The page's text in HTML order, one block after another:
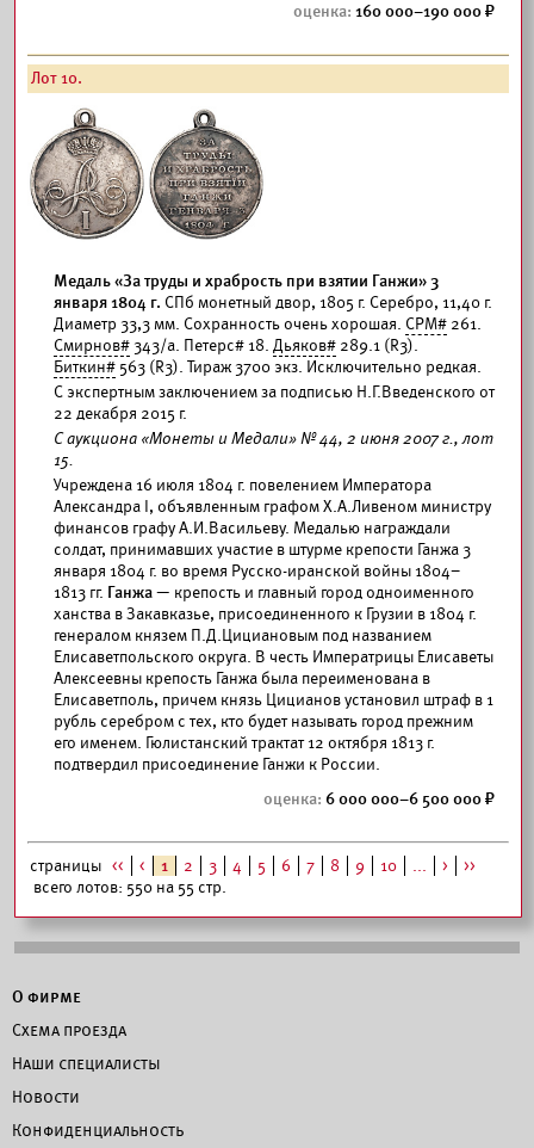
160 000–190 000
Лот 10.
Медаль «За труды и храбрость при взятии Ганжи» 3
января 1804 г. СПб монетный двор, 1805 г. Серебро, 11,40 г.
Диаметр 33,3 мм. Сохранность очень хорошая. СРМ# 261.
Смирнов#343/а. Петерс# 18. Дьяков# 289.1 (R3).
Биткин# 563 (R3). Тираж 3700 экз. Исключительно редкая.
С экспертным заключением за подписью Н.Г.Введенского от
22 декабря 2015 г.
С аукциона «Монеты и Медали» № 44, 2 июня 2007 г., лот
15.
Учреждена 16 июля 1804 г. повелением Императора
Александра I, объявленным графом Х.А.Ливеном министру
финансов графу А.И.Васильеву. Медалью награждали
солдат, принимавших участие в штурме крепости Ганжа 3
января 1804 г. во время Русско-иранской войны 1804–
1813 гг. Ганжа— крепость и главный город одноименного
ханства в Закавказье, присоединенного к Грузии в 1804 г.
генералом князем П.Д.Цициановым под названием
Елисаветпольского округа. В честь Императрицы Елисаветы
Алексеевны крепость Ганжа была переименована в
Елисаветполь, причем князь Цицианов установил штраф в 1
рубль серебром с тех, кто будет называть город прежним
его именем. Гюлистанский трактат 12 октября 1813 г.
подтвердил присоединение Ганжи к России.
6 000 000–6 500 000
страницы << < 1 2 3 4 5 6 7 8 9 10 ... >
>>
всего лотов: 550 на 55 стр.
О фирме
Схема проезда
Наши специалисты
Новости
Конфиденциальность